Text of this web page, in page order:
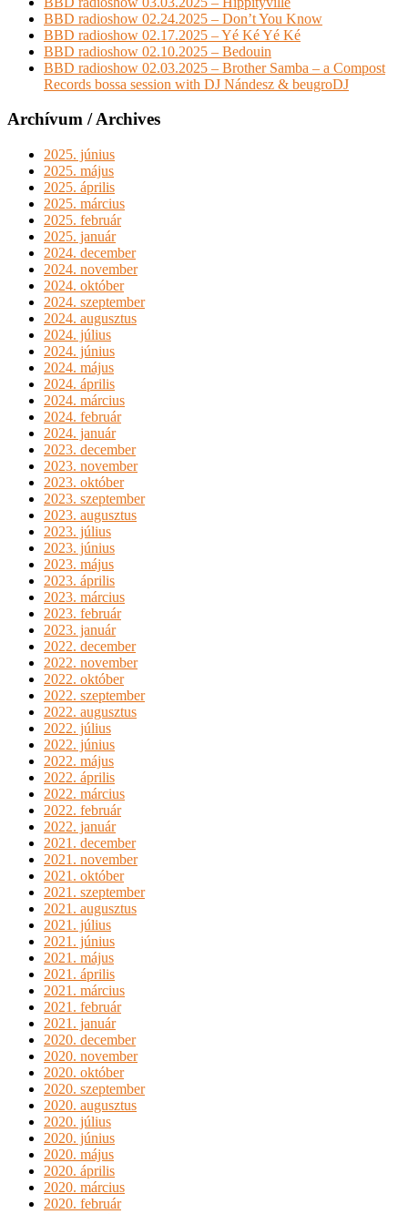
BBD radioshow 02.24.2025 – Don’t You Know
BBD radioshow 02.17.2025 – Yé Ké Yé Ké
BBD radioshow 02.10.2025 – Bedouin
BBD radioshow 02.03.2025 – Brother Samba – a Compost
Records bossa session with DJ Nándesz & beugroDJ
Archívum / Archives
2025. június
2025. május
2025. április
2025. március
2025. február
2025. január
2024. december
2024. november
2024. október
2024. szeptember
2024. augusztus
2024. július
2024. június
2024. május
2024. április
2024. március
2024. február
2024. január
2023. december
2023. november
2023. október
2023. szeptember
2023. augusztus
2023. július
2023. június
2023. május
2023. április
2023. március
2023. február
2023. január
2022. december
2022. november
2022. október
2022. szeptember
2022. augusztus
2022. július
2022. június
2022. május
2022. április
2022. március
2022. február
2022. január
2021. december
2021. november
2021. október
2021. szeptember
2021. augusztus
2021. július
2021. június
2021. május
2021. április
2021. március
2021. február
2021. január
2020. december
2020. november
2020. október
2020. szeptember
2020. augusztus
2020. július
2020. június
2020. május
2020. április
2020. március
2020. február